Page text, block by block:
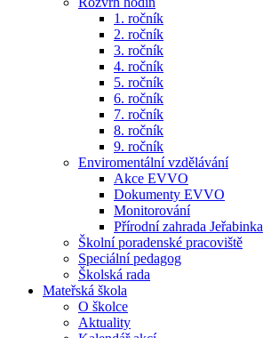
1. ročník
2. ročník
3. ročník
4. ročník
5. ročník
6. ročník
7. ročník
8. ročník
9. ročník
Enviromentální vzdělávání
Akce EVVO
Dokumenty EVVO
Monitorování
Přírodní zahrada Jeřabinka
Školní poradenské pracoviště
Speciální pedagog
Školská rada
Mateřská škola
O školce
Aktuality